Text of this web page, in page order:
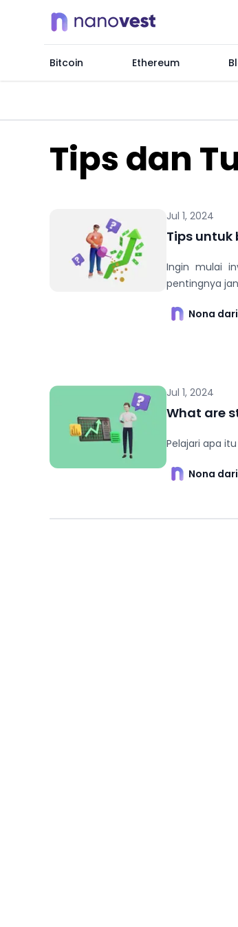
Bitcoin Ethereum
Tips dan
Jul 1, 2024
Tips
Ingin mulai
pentingnya
Nona
Jul 1, 2024
What are
Pelajari apa
Nona